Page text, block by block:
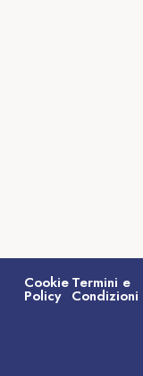
Cookie
Policy
Termini e
Condizioni